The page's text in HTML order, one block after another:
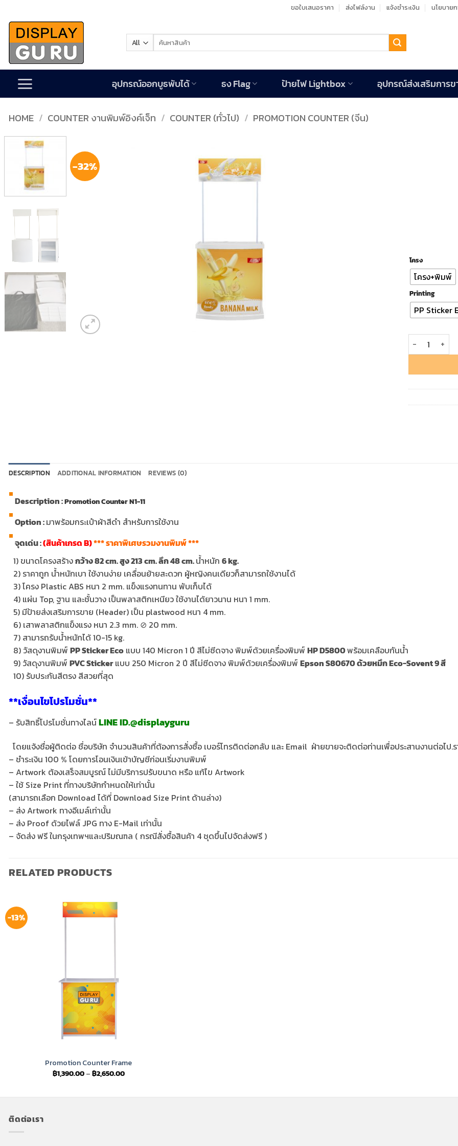
content
ขอใบเสนอราคา ส่งไฟล์งาน แจ้งชำระเงิน นโยบาย
Search
for:
อุปกรณ์ออกบูธพับได้ ธง Flag ป้ายไฟ Lightbox อุปกรณ์ส่งเสริมการข
HOME / COUNTER งานพิมพ์อิงค์เจ็ท / COUNTER (ทั่วไป) / PROMOTION COUNTER (จีน)
-32%
โครง
โครง+พิมพ์
Printing
PP Sticker
Promotion
DESCRIPTION ADDITIONAL INFORMATION REVIEWS (0)
Description :Promotion Counter N1-11
Option :มาพร้อมกระเป๋าผ้าสีดำ สำหรับการใช้งาน
จุดเด่น :(สินค้าเกรด B)*** ราคาพิเศษรวมงานพิมพ์ ***
1) ขนาดโครงสร้างกว้าง 82 cm. สูง 213 cm. ลึก 48 cm.น้ำหนัก 6 kg.
2) ราคาถูก น้ำหนักเบา ใช้งานง่าย เคลื่อนย้ายสะดวก ผู้หญิงคนเดียวก็สามารถใช้งานได้
3) โครง Plastic ABS หนา 2 mm. แข็งแรงทนทาน พับเก็บได้
4) แผ่น Top, ฐาน และชั้นวาง เป็นพลาสติกเหนียว ใช้งานได้ยาวนาน หนา 1 mm.
5) มีป้ายส่งเสริมการขาย (Header) เป็น plastwood หนา 4 mm.
6) เสาพลาสติกแข็งแรง หนา 2.3 mm. ⊘ 20 mm.
7) สามารถรับน้ำหนักได้ 10-15 kg.
8) วัสดุงานพิมพ์ PP Sticker Eco แบบ 140 Micron 1 ปี สีไม่ซีดจาง พิมพ์ด้วยเครื่องพิมพ์ HP D5800พร้อมเคลือบกันน้ำ
9) วัสดุงานพิมพ์ PVC Stickerแบบ 250 Micron 2 ปี สีไม่ซีดจาง พิมพ์ด้วยเครื่องพิมพ์ Epson S80670 ด้วยหมึก Eco-Sovent 9 สี
10) รับประกันสีตรง สีสวยที่สุด
**เงื่อนไขโปรโมชั่น**
– รับสิทธิ์​โปรโมชั่นทางไลน์​LINEID.@displayguru
โดยแจ้งชื่อผู้ติดต่อ​ ชื่อ​บริษัท​ จำนวนสินค้าที่ต้องการสั่งซื้อ​ เบอร์โทร​ติดต่อกลับ​ และ​ Email​ ฝ่ายขาย​จะติดต่อท่านเพื่อประสานงาน​ต่อไป.​ร
– ชำระเงิน 100 % โดยการโอนเงินเข้าบัญชีก่อนเริ่มงานพิมพ์
– Artwork ต้องเสร็จสมบูรณ์ ไม่มีบริการปรับขนาด หรือ แก้ไข Artwork
– ใช้ Size Print ที่ทางบริษัทกำหนดให้เท่านั้น
(สามารถเลือก Download ได้ที่ Download Size Print ด้านล่าง)
– ส่ง Artwork ทางอีเมล์เท่านั้น
– ส่ง Proof ด้วยไฟล์ JPG ทาง E-Mail เท่านั้น
– จัดส่ง ฟรี ในกรุงเทพฯและปริมณฑล ( กรณีสั่งซื้อสินค้า 4 ชุดขึ้นไปจัดส่งฟรี )
RELATED PRODUCTS
-13%
Promotion Counter Frame
฿1,390.00–฿2,650.00Price
through
ติดต่อเรา